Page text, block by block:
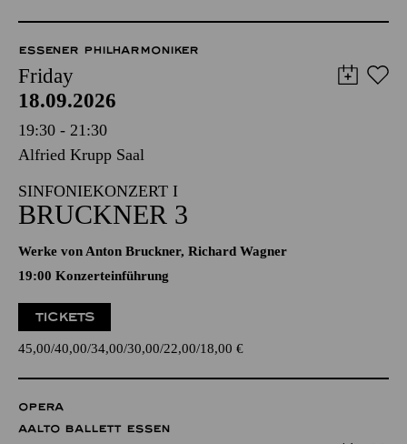
ESSENER PHILHARMONIKER
Friday
18.09.2026
19:30 - 21:30
Alfried Krupp Saal
SINFONIEKONZERT I
BRUCKNER 3
Werke von Anton Bruckner, Richard Wagner
19:00 Konzerteinführung
TICKETS
45,00 40,00 34,00 30,00 22,00 18,00 €
OPERA
AALTO BALLETT ESSEN